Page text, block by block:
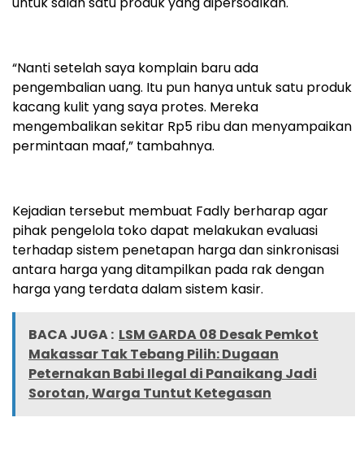
“Nanti setelah saya komplain baru ada
pengembalian uang. Itu pun hanya untuk satu produk
kacang kulit yang saya protes. Mereka
mengembalikan sekitar Rp5 ribu dan menyampaikan
permintaan maaf,” tambahnya.
Kejadian tersebut membuat Fadly berharap agar
pihak pengelola toko dapat melakukan evaluasi
terhadap sistem penetapan harga dan sinkronisasi
antara harga yang ditampilkan pada rak dengan
harga yang terdata dalam sistem kasir.
BACA JUGA : LSM GARDA 08 Desak Pemkot
Makassar Tak Tebang Pilih: Dugaan
Peternakan Babi Ilegal di Panaikang Jadi
Sorotan, Warga Tuntut Ketegasan